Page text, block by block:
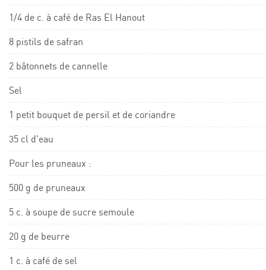
1/4 de c. à café de Ras El Hanout
8 pistils de safran
2 bâtonnets de cannelle
Sel
1 petit bouquet de persil et de coriandre
35 cl d'eau
Pour les pruneaux :
500 g de pruneaux
5 c. à soupe de sucre semoule
20 g de beurre
1 c. à café de sel